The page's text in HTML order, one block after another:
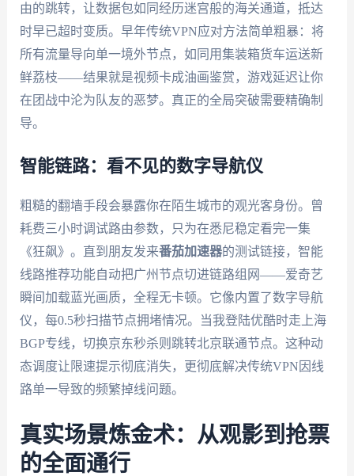
由的跳转，让数据包如同经历迷宫般的海关通道，抵达
时早已超时变质。早年传统VPN应对方法简单粗暴：将
所有流量导向单一境外节点，如同用集装箱货车运送新
鲜荔枝——结果就是视频卡成油画鉴赏，游戏延迟让你
在团战中沦为队友的恶梦。真正的全局突破需要精确制
导。
智能链路：看不见的数字导航仪
粗糙的翻墙手段会暴露你在陌生城市的观光客身份。曾
耗费三小时调试路由参数，只为在悉尼稳定看完一集
《狂飙》。直到朋友发来番茄加速器的测试链接，智能
线路推荐功能自动把广州节点切进链路组网——爱奇艺
瞬间加载蓝光画质，全程无卡顿。它像内置了数字导航
仪，每0.5秒扫描节点拥堵情况。当我登陆优酷时走上海
BGP专线，切换京东秒杀则跳转北京联通节点。这种动
态调度让限速提示彻底消失，更彻底解决传统VPN因线
路单一导致的频繁掉线问题。
真实场景炼金术：从观影到抢票
的全面通行